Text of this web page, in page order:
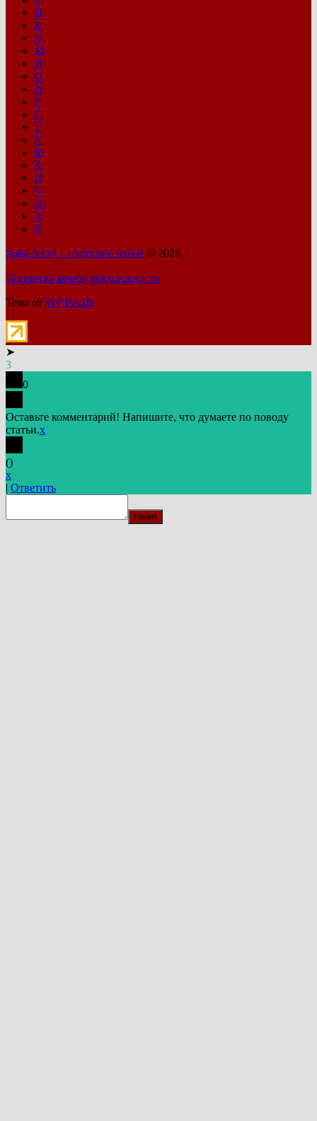
И
К
Л
М
Н
О
П
Р
С
Т
У
Ф
Х
Ц
Ч
Ш
Э
Я
Song Story — истории песен © 2026
Политика конфиденциальности
Тема от WP Puzzle
➤
3
0
Оставьте комментарий! Напишите, что думаете по поводу
статьи.x
()
x
| Ответить
Insert